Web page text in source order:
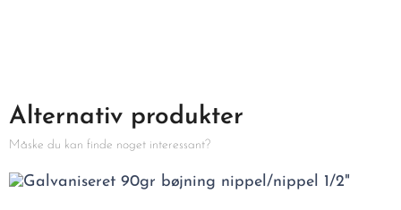
Alternativ produkter
Måske du kan finde noget interessant?